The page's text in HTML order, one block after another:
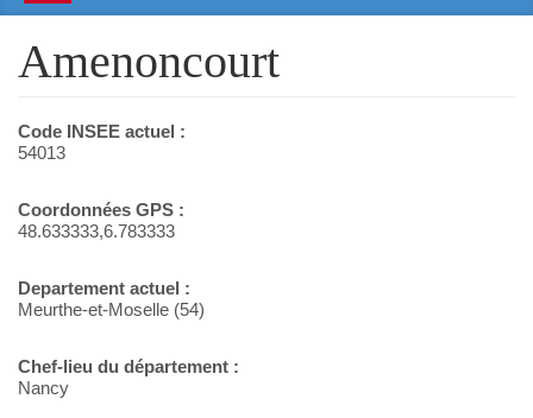
Amenoncourt
Code INSEE actuel :
54013
Coordonnées GPS :
48.633333,6.783333
Departement actuel :
Meurthe-et-Moselle (54)
Chef-lieu du département :
Nancy